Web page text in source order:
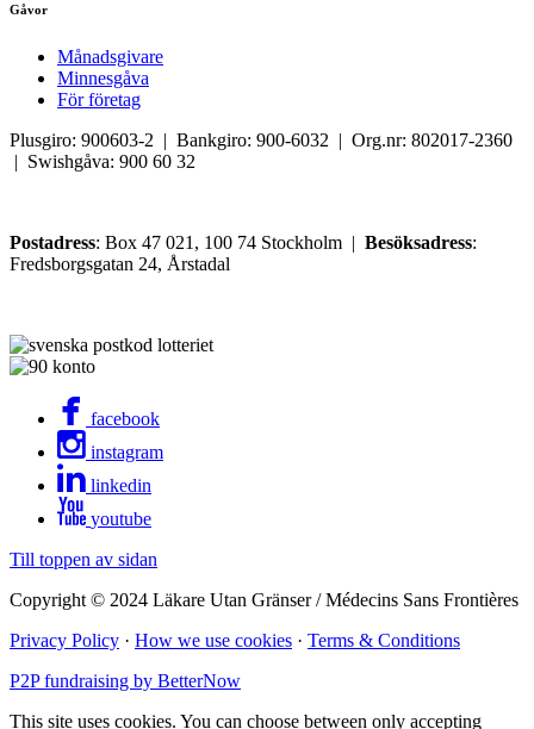
Gåvor
Månadsgivare
Minnesgåva
För företag
Plusgiro: 900603-2 | Bankgiro: 900-6032 | Org.nr: 802017-2360
| Swishgåva: 900 60 32
Postadress: Box 47 021, 100 74 Stockholm | Besöksadress:
Fredsborgsgatan 24, Årstadal
facebook
instagram
linkedin
youtube
Till toppen av sidan
Copyright © 2024 Läkare Utan Gränser / Médecins Sans Frontières
Privacy Policy · How we use cookies · Terms & Conditions
P2P fundraising by BetterNow
This site uses cookies. You can choose between only accepting